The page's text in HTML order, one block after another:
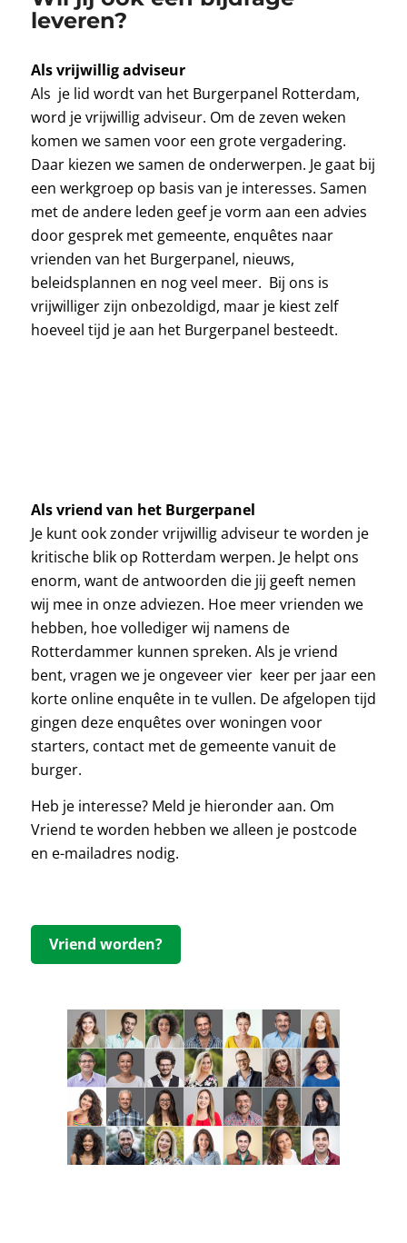
leveren?
Als vrijwillig adviseur
Als je lid wordt van het Burgerpanel Rotterdam,
word je vrijwillig adviseur. Om de zeven weken
komen we samen voor een grote vergadering.
Daar kiezen we samen de onderwerpen. Je gaat bij
een werkgroep op basis van je interesses. Samen
met de andere leden geef je vorm aan een advies
door gesprek met gemeente, enquêtes naar
vrienden van het Burgerpanel, nieuws,
beleidsplannen en nog veel meer. Bij ons is
vrijwilliger zijn onbezoldigd, maar je kiest zelf
hoeveel tijd je aan het Burgerpanel besteedt.
Als vriend van het Burgerpanel
Je kunt ook zonder vrijwillig adviseur te worden je
kritische blik op Rotterdam werpen. Je helpt ons
enorm, want de antwoorden die jij geeft nemen
wij mee in onze adviezen. Hoe meer vrienden we
hebben, hoe vollediger wij namens de
Rotterdammer kunnen spreken. Als je vriend
bent, vragen we je ongeveer vier keer per jaar een
korte online enquête in te vullen. De afgelopen tijd
gingen deze enquêtes over woningen voor
starters, contact met de gemeente vanuit de
burger.
Heb je interesse? Meld je hieronder aan. Om
Vriend te worden hebben we alleen je postcode
en e-mailadres nodig.
Vriend worden?